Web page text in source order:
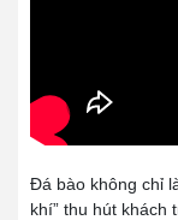
Đá bào không chỉ
khí” thu hút khách